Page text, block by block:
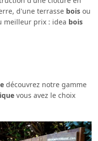
d'une terrasse bois ou
meilleur prix : idea bois
découvrez notre gamme
vous avez le choix